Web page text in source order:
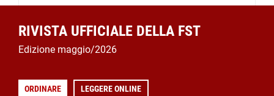
RIVISTA UFFICIALE DELLA FST
Edizione maggio/2026
ORDINARE LEGGERE ONLINE